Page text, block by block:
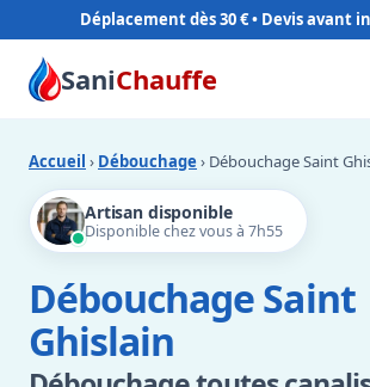
Déplacement dès 30 €
SaniChauffe
Accueil › Débouchage › Débouchage Saint
Artisan disponible
Disponible chez vous à 7h55
Débouchage Saint
Ghislain